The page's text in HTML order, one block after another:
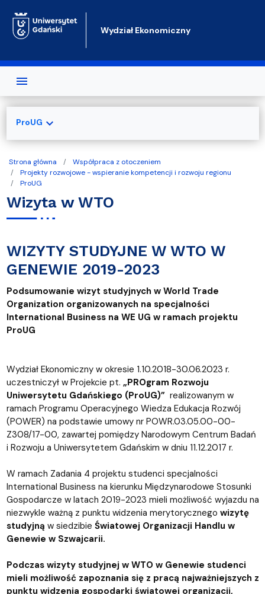
Wydział Ekonomiczny
Strona główna
Współpraca z otoczeniem
Projekty rozwojowe - wspieranie kompetencji i rozwoju regionu
ProUG
Wizyta w WTO
WIZYTY STUDYJNE W WTO W
GENEWIE 2019-2023
Podsumowanie wizyt studyjnych w World Trade
Organization organizowanych na specjalności
International Business na WE UG w ramach projektu
ProUG
Wydział Ekonomiczny w okresie 1.10.2018-30.06.2023 r.
uczestniczył w Projekcie pt. „PROgram Rozwoju
Uniwersytetu Gdańskiego (ProUG)” realizowanym w
ramach Programu Operacyjnego Wiedza Edukacja Rozwój
(POWER) na podstawie umowy nr POWR.03.05.00-00-
Z308/17-00, zawartej pomiędzy Narodowym Centrum Badań
i Rozwoju a Uniwersytetem Gdańskim w dniu 11.12.2017 r.
W ramach Zadania 4 projektu studenci specjalności
International Business na kierunku Międzynarodowe Stosunki
Gospodarcze w latach 2019-2023 mieli możliwość wyjazdu na
niezwykle ważną z punktu widzenia merytorycznego wizytę
studyjną w siedzibie Światowej Organizacji Handlu w
Genewie w Szwajcarii.
Podczas wizyty studyjnej w WTO w Genewie studenci
mieli możliwość zapoznania się z pracą najważniejszych z
punktu widzenia gospodarki światowej organizacji,
ProUG expand_more